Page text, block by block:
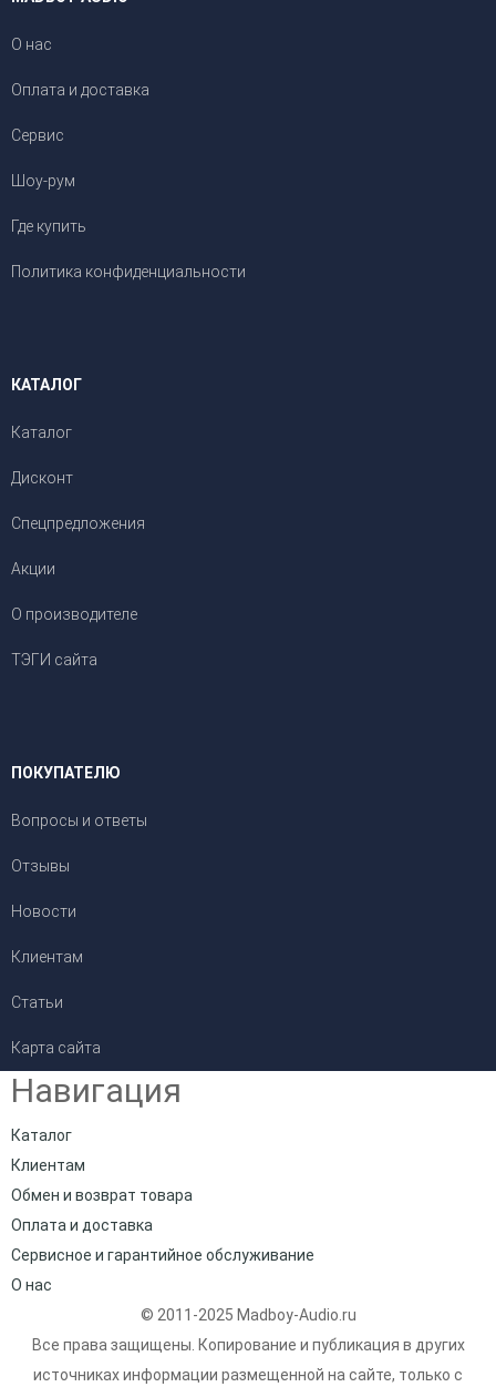
О нас
Оплата и доставка
Сервис
Шоу-рум
Где купить
Политика конфиденциальности
КАТАЛОГ
Каталог
Дисконт
Спецпредложения
Акции
О производителе
ТЭГИ сайта
ПОКУПАТЕЛЮ
Вопросы и ответы
Отзывы
Новости
Клиентам
Статьи
Карта сайта
Навигация
Каталог
Клиентам
Обмен и возврат товара
Оплата и доставка
Сервисное и гарантийное обслуживание
О нас
© 2011-2025 Madboy-Audio.ru
Все права защищены. Копирование и публикация в других
источниках информации размещенной на сайте, только с